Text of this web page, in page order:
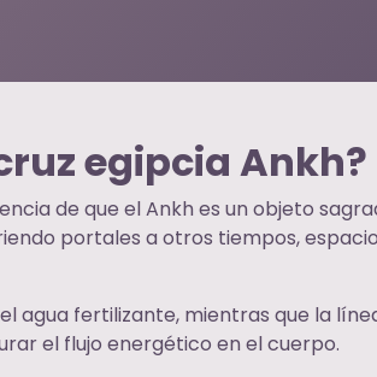
egipcia Ankh?
de que el Ankh es un objeto
portales a otros tiempos,
agua fertilizante, mientras que la
el flujo energético en el cuerpo.